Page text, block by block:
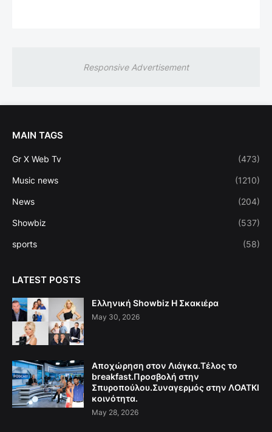
Responsive Advertisement
MAIN TAGS
Gr X Web Tv (473)
Music news (1210)
News (204)
Showbiz (537)
sports (58)
LATEST POSTS
Ελληνική Showbiz Η Σκακιέρα
May 30, 2026
Αποχώρηση στον Λιάγκα.Τέλος το
breakfast.Προσβολή στην
Σπυροπούλου.Συναγερμός στην ΛΟΑΤΚΙ
κοινότητα.
May 28, 2026